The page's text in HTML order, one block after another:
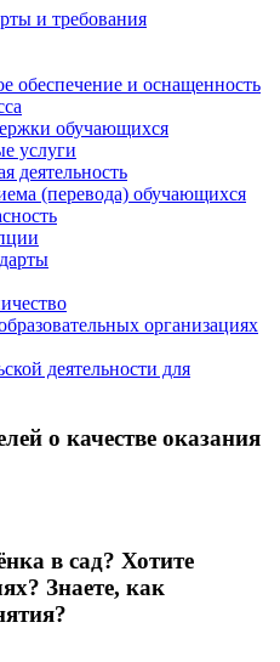
и требования
обеспечение и оснащенность
обучающихся
услуги
деятельность
(перевода) обучающихся
организациях
деятельности для
о качестве оказания
в сад? Хотите
Знаете, как